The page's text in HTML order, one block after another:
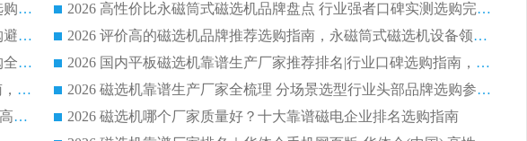
2026 选矿老板必看永磁筒磁选机推荐 行业头部品牌口碑设备选购全攻略
2026 高性价比永磁筒式磁选机品牌盘点 行业强者口碑实测选购完整指南
2026 高分永磁筒式磁选机品牌推荐 选矿设备强者对比测评采购避坑全攻略
2026 评价高的磁选机品牌推荐选购指南，永磁筒式磁选机设备领域强者全景行业口碑解析
2026 国内平板磁选机靠谱厂家排名 行业实测口碑设备按需选购全指南
2026 国内平板磁选机靠谱生产厂家推荐排名|行业口碑选购指南，领域强者按需选设备
2026 滚筒式除铁永磁滚筒生产厂家推荐排名|行业口碑选购指南，领域强者源头厂商精选
2026 磁选机靠谱生产厂家全梳理 分场景选型行业头部品牌选购参考攻略
2026磁选机公司排行榜选购指南|正规源头厂家推荐，领域强者高性价比靠谱信赖品牌
2026 磁选机哪个厂家质量好？十大靠谱磁电企业排名选购指南